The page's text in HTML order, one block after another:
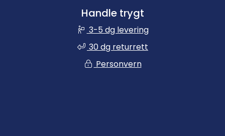
Handle trygt
3-5 dg levering
30 dg returrett
Personvern